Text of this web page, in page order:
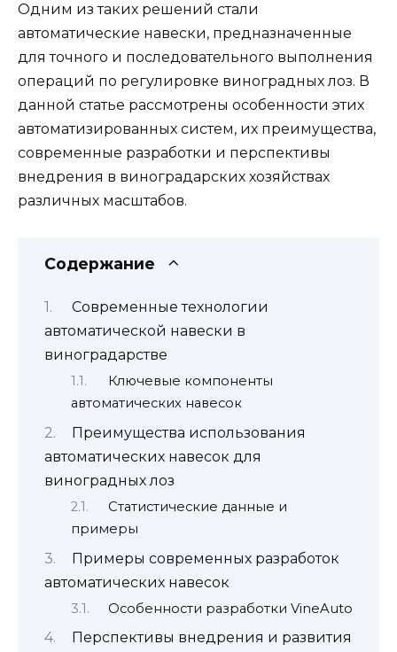
Одним из таких решений стали
автоматические навески, предназначенные
для точного и последовательного выполнения
операций по регулировке виноградных лоз. В
данной статье рассмотрены особенности этих
автоматизированных систем, их преимущества,
современные разработки и перспективы
внедрения в виноградарских хозяйствах
различных масштабов.
Содержание
Современные технологии
автоматической навески в
виноградарстве
Ключевые компоненты
автоматических навесок
Преимущества использования
автоматических навесок для
виноградных лоз
Статистические данные и
примеры
Примеры современных разработок
автоматических навесок
Особенности разработки VineAuto
Перспективы внедрения и развития